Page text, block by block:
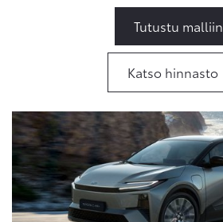
Tutustu malliin
Katso hinnasto